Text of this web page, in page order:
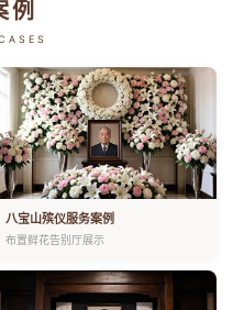
例
八宝山殡仪服务案例
布置鲜花告别厅展示